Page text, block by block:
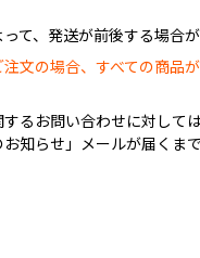
て、発送が前後する場合が
文の場合、すべての商品
るお問い合わせに対して
お知らせ」メールが届くま